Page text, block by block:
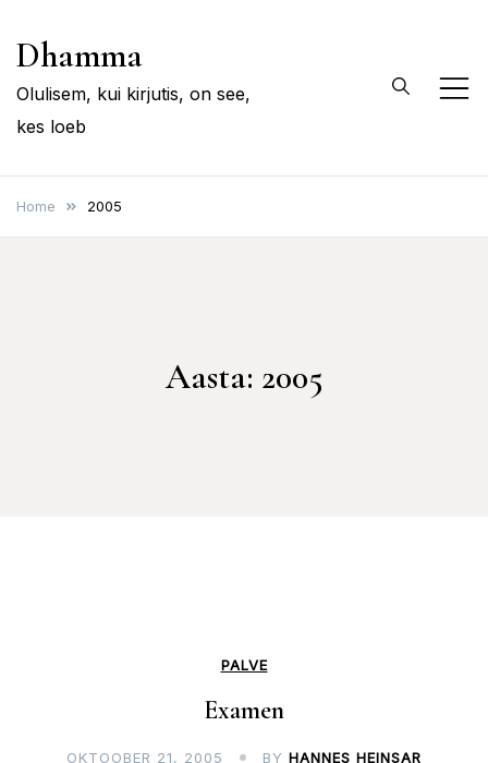
Dhamma
Olulisem, kui kirjutis, on see,
kes loeb
Home 2005
Aasta: 2005
PALVE
Examen
OKTOOBER 21, 2005 BY HANNES HEINSAR